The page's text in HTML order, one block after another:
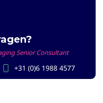
Senior Consultant
+31 (0)6 1988 4577